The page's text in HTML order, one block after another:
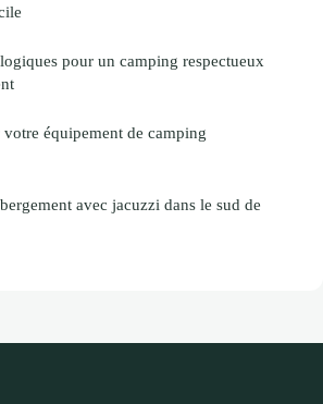
pour un camping respectueux
équipement de camping
avec jacuzzi dans le sud de